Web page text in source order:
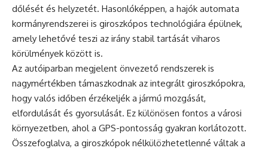
dőlését és helyzetét. Hasonlóképpen, a hajók automata
kormányrendszerei is giroszkópos technológiára épülnek,
amely lehetővé teszi az irány stabil tartását viharos
körülmények között is.
Az autóiparban megjelent önvezető rendszerek is
nagymértékben támaszkodnak az integrált giroszkópokra,
hogy valós időben érzékeljék a jármű mozgását,
elfordulását és gyorsulását. Ez különösen fontos a városi
környezetben, ahol a GPS-pontosság gyakran korlátozott.
Összefoglalva, a giroszkópok nélkülözhetetlenné váltak a